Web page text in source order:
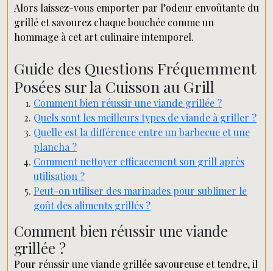
Alors laissez-vous emporter par l’odeur envoûtante du
grillé et savourez chaque bouchée comme un
hommage à cet art culinaire intemporel.
Guide des Questions Fréquemment
Posées sur la Cuisson au Grill
Comment bien réussir une viande grillée ?
Quels sont les meilleurs types de viande à griller ?
Quelle est la différence entre un barbecue et une
plancha ?
Comment nettoyer efficacement son grill après
utilisation ?
Peut-on utiliser des marinades pour sublimer le
goût des aliments grillés ?
Comment bien réussir une viande
grillée ?
Pour réussir une viande grillée savoureuse et tendre, il